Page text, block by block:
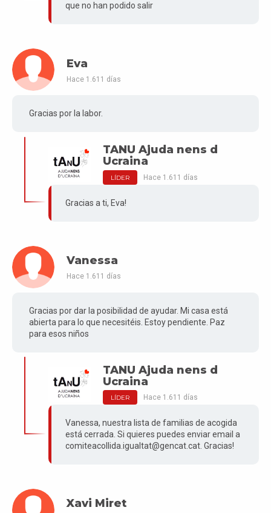
que no han podido salir
Eva
Hace 1.611 días
Gracias por la labor.
TANU Ajuda nens d
Ucraina
LÍDER Hace 1.611 días
Gracias a ti, Eva!
Vanessa
Hace 1.611 días
Gracias por dar la posibilidad de ayudar. Mi casa está
abierta para lo que necesitéis. Estoy pendiente. Paz
para esos niños
TANU Ajuda nens d
Ucraina
LÍDER Hace 1.611 días
Vanessa, nuestra lista de familias de acogida
está cerrada. Si quieres puedes enviar email a
comiteacollida.igualtat@gencat.cat. Gracias!
Xavi Miret